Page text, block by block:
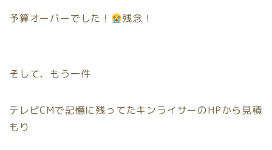
予算オーバーでした！ 残念！
そして、もう一件
テレビCMで記憶に残ってたキンライサーのHPから見積
もり